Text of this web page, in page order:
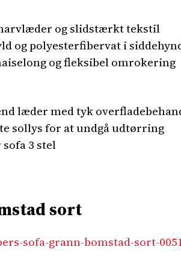
og slidstærkt tekstil
og polyesterfibervat i
og fleksibel omrokering
læder med tyk
sollys for at undgå udtørring
3 stel
sort
sofa-grann-bomstad-sort-